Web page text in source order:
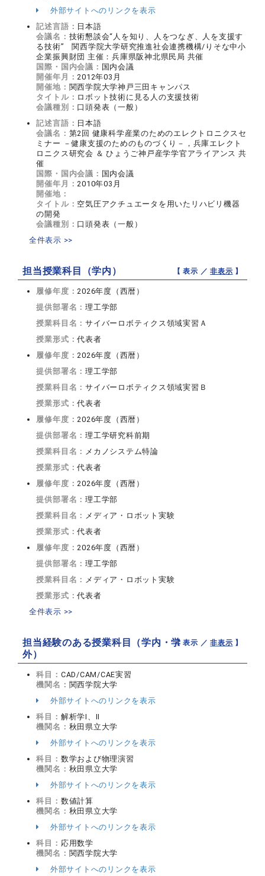
外部サイトへのリンクを表示
記述言語： 日本語
会議名： 技術懇談会“人を知り、人をつなぎ、人を支援す
る技術” 関西学院大学研究推進社会連携機構/りそな中小
企業振興財団 主催：兵庫県阪神北県民局 共催
国際・国内会議： 国内会議
開催年月：2012年03月
開催地： 関西学院大学神戸三田キャンパス
タイトル： ロボット技術に見る人の支援技術
会議種別： 口頭発表（一般）
記述言語： 日本語
会議名： 第2回 健康科学産業のためのエレクトロニクスセ
ミナー －健康支援のためのものづくり－，兵庫エレクト
ロニクス研究会 ＆ ひょうご神戸産学学官アライアンス 共
催
国際・国内会議： 国内会議
開催年月：2010年03月
開催地：
タイトル： 空気圧アクチュエータを用いたリハビリ機器
の開発
会議種別： 口頭発表（一般）
全件表示 >>
担当授業科目（学内） 【 表示 ／非表示 】
履修年度：2026年度（西暦）
提供部署名：理工学部
授業科目名：サイバーロボティクス領域実習Ａ
授業形式：代表者
履修年度：2026年度（西暦）
提供部署名：理工学部
授業科目名：サイバーロボティクス領域実習Ｂ
授業形式：代表者
履修年度：2026年度（西暦）
提供部署名：理工学研究科前期
授業科目名： メカノシステム特論
授業形式：代表者
履修年度：2026年度（西暦）
提供部署名：理工学部
授業科目名： メディア・ロボット実験
授業形式：代表者
履修年度：2026年度（西暦）
提供部署名：理工学部
授業科目名： メディア・ロボット実験
授業形式：代表者
全件表示 >>
担当経験のある授業科目（学内・学
外）
【 表示 ／非表示 】
科目： CAD/CAM/CAE実習
機関名： 関西学院大学
外部サイトへのリンクを表示
科目： 解析学Ⅰ、Ⅱ
機関名： 秋田県立大学
外部サイトへのリンクを表示
科目： 数学および物理演習
機関名： 秋田県立大学
外部サイトへのリンクを表示
科目： 数値計算
機関名： 秋田県立大学
外部サイトへのリンクを表示
科目： 応用数学
機関名： 関西学院大学
外部サイトへのリンクを表示